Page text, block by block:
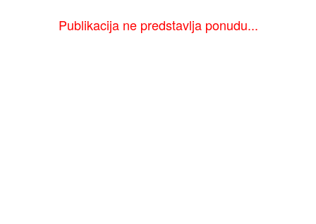
Publikacija ne predstavlja ponudu...